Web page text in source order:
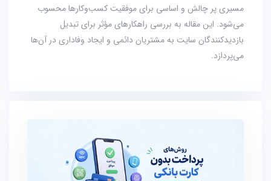
مسیری پر چالش و اساسی برای موفقیت کسب‌وکارها محسوب
می‌شود. این مقاله به بررسی راهکارهای مؤثر برای تبدیل
بازدیدکنندگان سایت به مشتریان دائمی و ایجاد وفاداری در آن‌ها
می‌پردازد.